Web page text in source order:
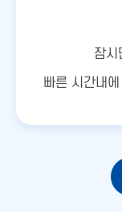
잠시
빠른 시간내